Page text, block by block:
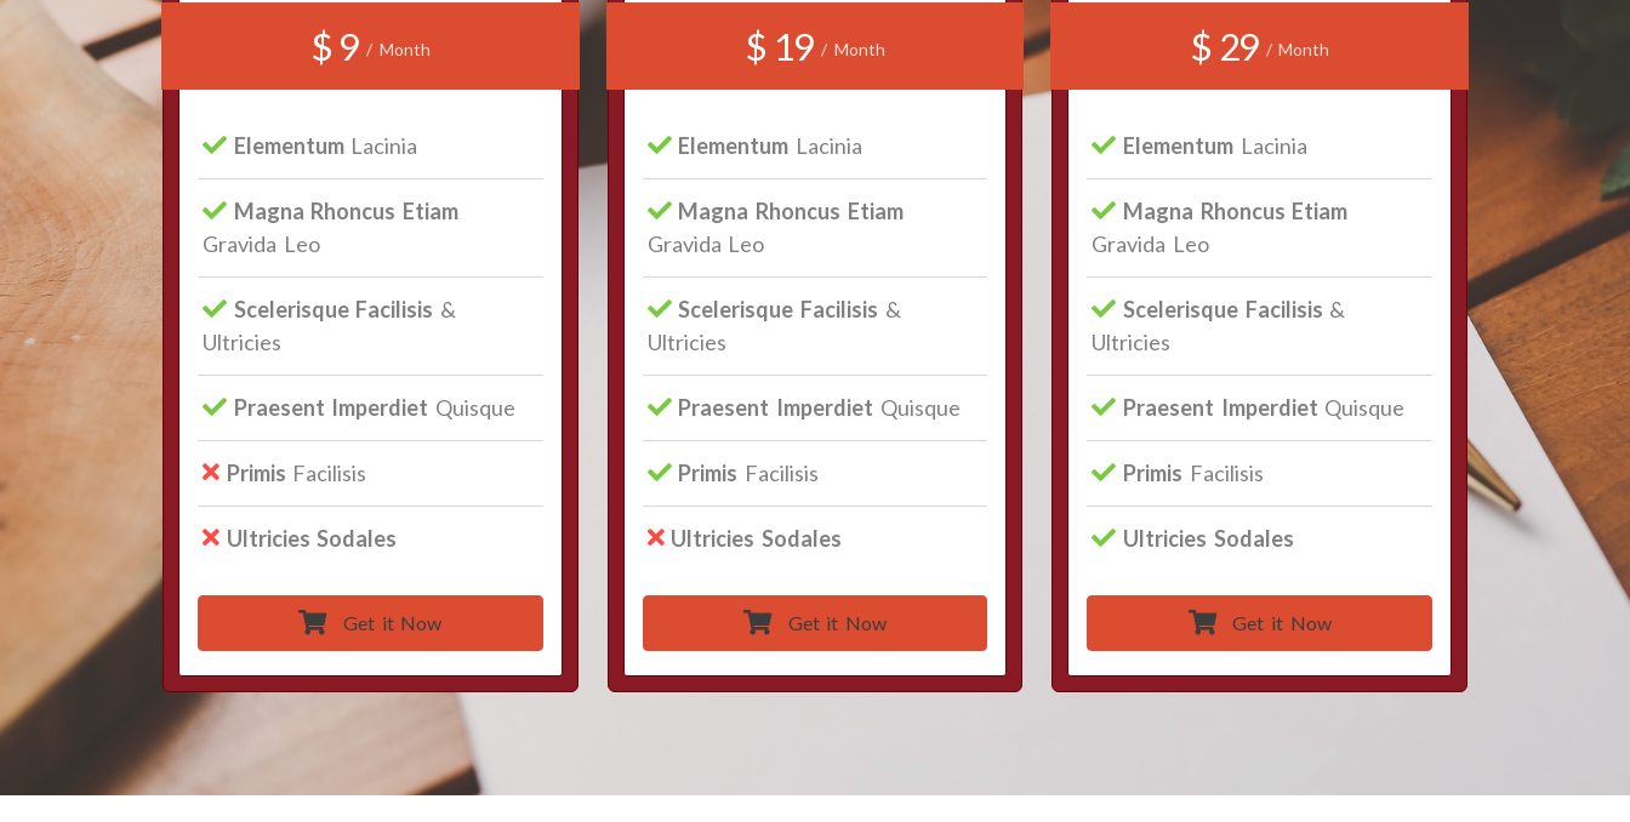
$ 9/ Month
ElementumLacinia
Magna Rhoncus Etiam
Gravida Leo
Scelerisque Facilisis &
Ultricies
Praesent Imperdiet Quisque
Primis Facilisis
Ultricies Sodales
Get it Now
$ 19 / Month
Elementum Lacinia
Magna Rhoncus Etiam
Gravida Leo
Scelerisque Facilisis &
Ultricies
Praesent Imperdiet Quisque
Primis Facilisis
Ultricies Sodales
Get it Now
$ 29 / Month
Elementum Lacinia
Magna Rhoncus Etiam
Gravida Leo
Scelerisque Facilisis &
Ultricies
Praesent Imperdiet Quisque
Primis Facilisis
Ultricies Sodales
Get it Now